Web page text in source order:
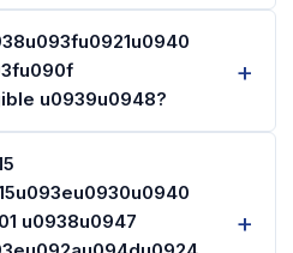
u0939u0948?
u0938u0947